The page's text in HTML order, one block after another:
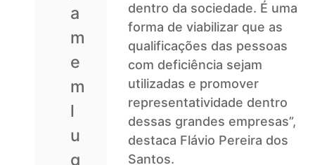
a
m
e
m
l
u
g
dentro da sociedade. É uma
forma de viabilizar que as
qualificações das pessoas
com deficiência sejam
utilizadas e promover
representatividade dentro
dessas grandes empresas”,
destaca Flávio Pereira dos
Santos.